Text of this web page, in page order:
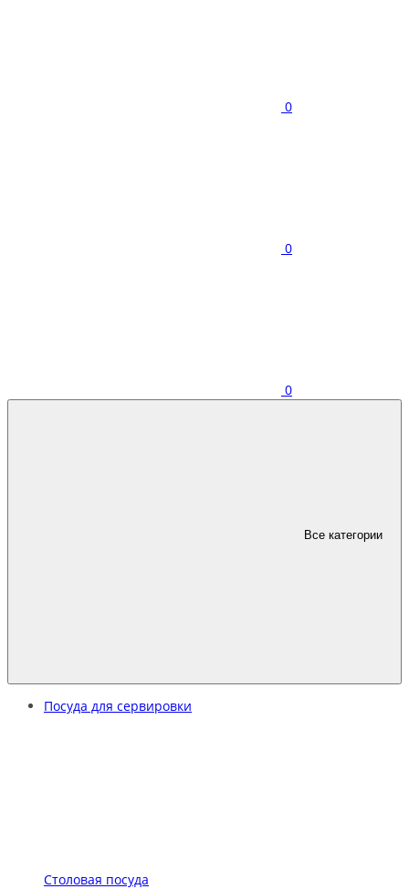
0
0
0
Все категории
Посуда для сервировки
Столовая посуда